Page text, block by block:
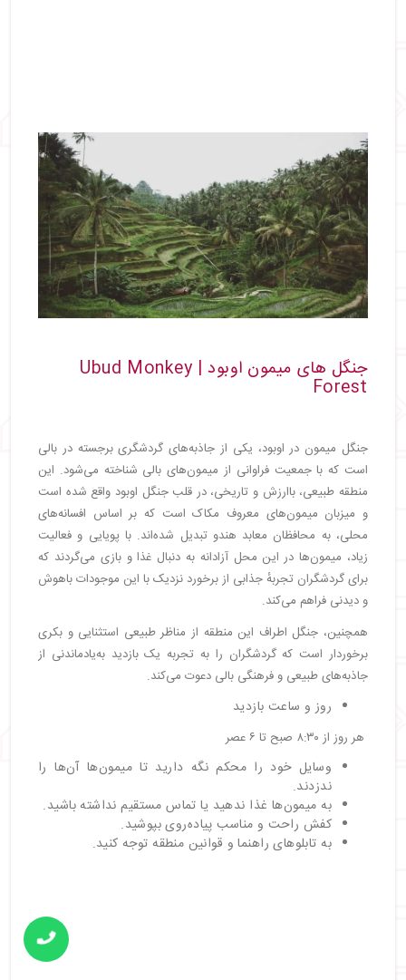
جنگل‌ های میمون اوبود | Ubud Monkey
Forest
جنگل میمون در اوبود، یکی از جاذبه‌های گردشگری برجسته در بالی
است که با جمعیت فراوانی از میمون‌های بالی شناخته می‌شود. این
منطقه طبیعی، باارزش و تاریخی، در قلب جنگل اوبود واقع شده است
و میزبان میمون‌های معروف مکاک است که بر اساس افسانه‌های
محلی، به محافظان معابد هندو تبدیل شده‌اند. با پویایی و فعالیت
زیاد، میمون‌ها در این محل آزادانه به دنبال غذا و بازی می‌گردند که
برای گردشگران تجربهٔ جذابی از برخورد نزدیک با این موجودات باهوش
و دیدنی فراهم می‌کند.
همچنین، جنگل اطراف این منطقه از مناظر طبیعی استثنایی و بکری
برخوردار است که گردشگران را به تجربه یک بازدید به‌یادماندنی از
جاذبه‌های طبیعی و فرهنگی بالی دعوت می‌کند.
روز و ساعت بازدید
هر روز از ۸:۳۰ صبح تا ۶ عصر
وسایل خود را محکم نگه دارید تا میمون‌ها آن‌ها را
ندزدند.
به میمون‌ها غذا ندهید یا تماس مستقیم نداشته باشید.
کفش راحت و مناسب پیاده‌روی بپوشید.
به تابلوهای راهنما و قوانین منطقه توجه کنید.